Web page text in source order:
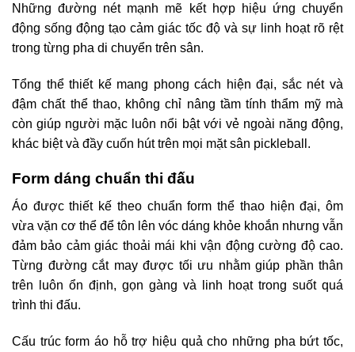
Những đường nét mạnh mẽ kết hợp hiệu ứng chuyển
động sống động tạo cảm giác tốc độ và sự linh hoạt rõ rệt
trong từng pha di chuyển trên sân.
Tổng thể thiết kế mang phong cách hiện đại, sắc nét và
đậm chất thể thao, không chỉ nâng tầm tính thẩm mỹ mà
còn giúp người mặc luôn nổi bật với vẻ ngoài năng động,
khác biệt và đầy cuốn hút trên mọi mặt sân pickleball.
Form dáng chuẩn thi đấu
Áo được thiết kế theo chuẩn form thể thao hiện đại, ôm
vừa vặn cơ thể để tôn lên vóc dáng khỏe khoắn nhưng vẫn
đảm bảo cảm giác thoải mái khi vận động cường độ cao.
Từng đường cắt may được tối ưu nhằm giúp phần thân
trên luôn ổn định, gọn gàng và linh hoạt trong suốt quá
trình thi đấu.
Cấu trúc form áo hỗ trợ hiệu quả cho những pha bứt tốc,